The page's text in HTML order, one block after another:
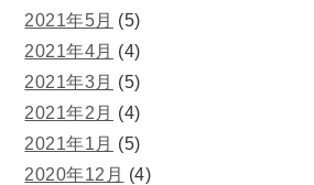
2021年5月 (5)
2021年4月 (4)
2021年3月 (5)
2021年2月 (4)
2021年1月 (5)
2020年12月 (4)